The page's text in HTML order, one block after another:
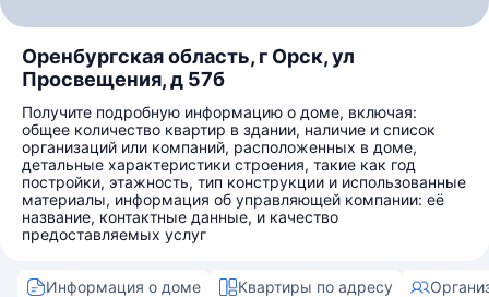
Оренбургская область, г Орск, ул
Просвещения, д 57б
Получите подробную информацию о доме, включая:
общее количество квартир в здании, наличие и список
организаций или компаний, расположенных в доме,
детальные характеристики строения, такие как год
постройки, этажность, тип конструкции и использованные
материалы, информация об управляющей компании: её
название, контактные данные, и качество
предоставляемых услуг
Информация о доме Квартиры по адресу